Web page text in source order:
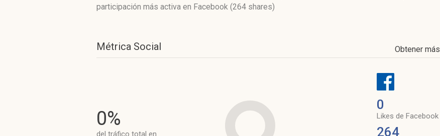
participación más activa en Facebook (264 shares)
Métrica Social Obtener más
0%
del tráfico total en
0
Likes de Facebook
264